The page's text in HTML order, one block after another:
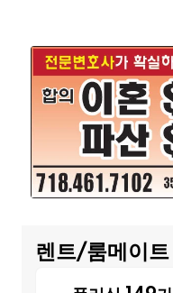
렌트/룸메이트